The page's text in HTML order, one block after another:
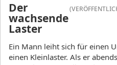
Der
wachsende
Laster
Ein Mann leiht sich für einen
einen Kleinlaster. Als er